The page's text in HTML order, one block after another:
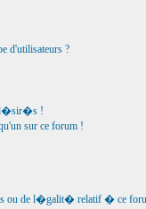
d'utilisateurs ?
d�sir�s !
sur ce forum !
ou de l�galit� relatif � ce